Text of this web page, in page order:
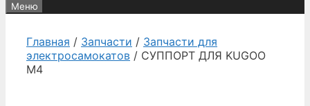
Меню
Главная / Запчасти / Запчасти для
электросамокатов / СУППОРТ ДЛЯ KUGOO
M4